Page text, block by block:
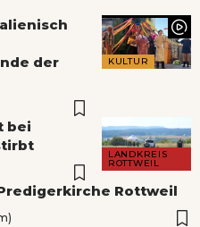
KULTUR
der
LANDKREIS
ROTTWEIL
bei
Rottweil